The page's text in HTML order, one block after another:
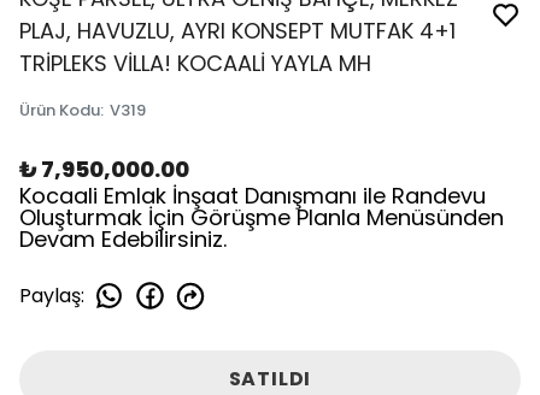
PLAJ, HAVUZLU, AYRI KONSEPT MUTFAK 4+1
TRİPLEKS VİLLA! KOCAALİ YAYLA MH
Ürün Kodu: V319
₺ 7,950,000.00
Kocaali Emlak İnşaat Danışmanı ile Randevu
Oluşturmak İçin Görüşme Planla Menüsünden
Devam Edebilirsiniz.
Paylaş:
SATILDI